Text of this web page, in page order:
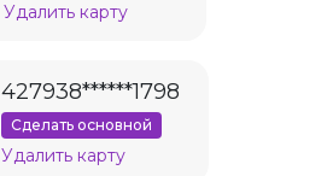
Удалить карту
427938******1798
Сделать основной
Удалить карту